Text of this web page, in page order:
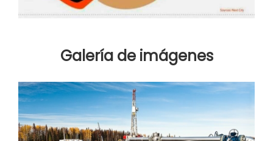
Galería de imágenes